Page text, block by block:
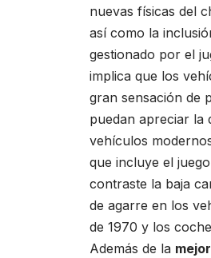
nuevas físicas del
así como la
gestionado por el
implica que los
gran sensación de
puedan apreciar la
vehículos
que incluye el
contraste la baja
de agarre en los
de 1970 y los
Además de la